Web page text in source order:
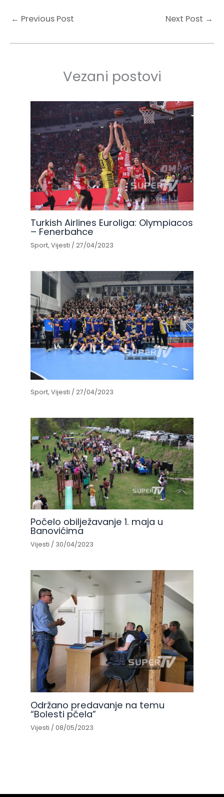
← Previous Post Next Post →
Vezani postovi
Turkish Airlines Euroliga: Olympiacos
– Fenerbahce
Sport,Vijesti /27/04/2023
Sport,Vijesti /27/04/2023
Počelo obilježavanje 1. maja u
Banovićima
Vijesti / 30/04/2023
Održano predavanje na temu
“Bolesti pčela”
Vijesti /08/05/2023